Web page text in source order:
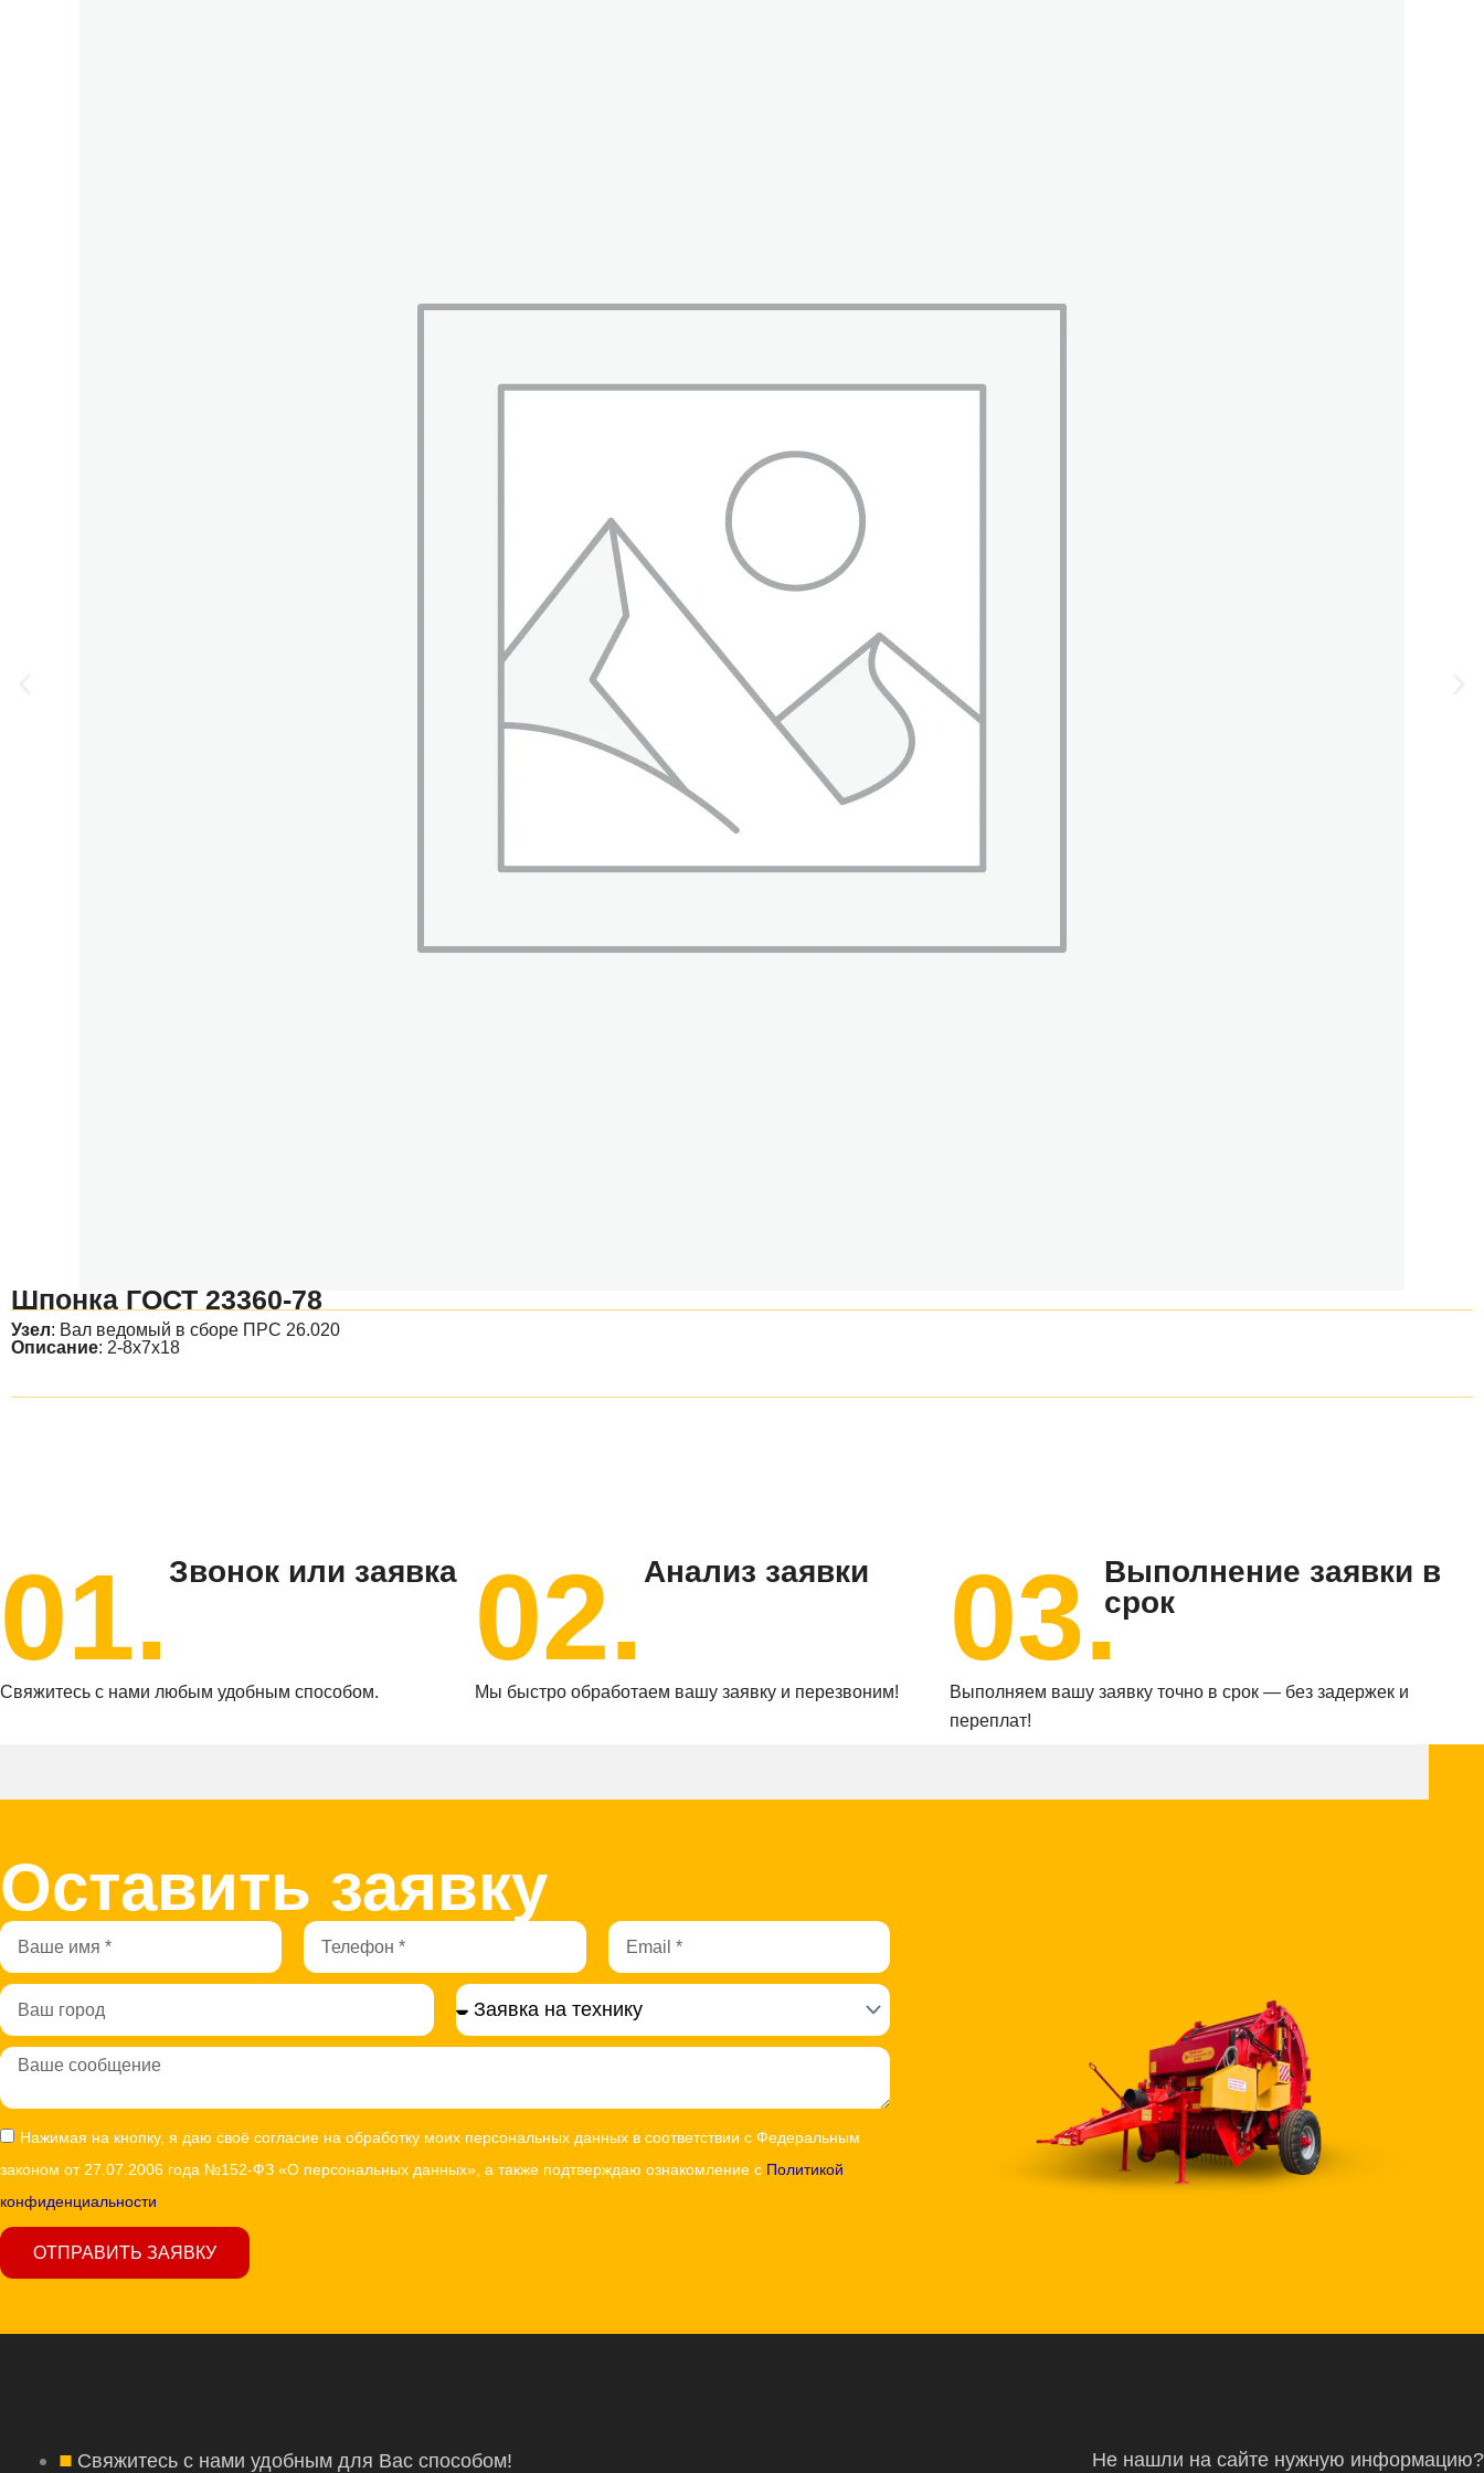
Шпонка ГОСТ 23360-78
Узел: Вал ведомый в сборе ПРС 26.020
Описание: 2-8х7х18
01. Звонок или заявка
Свяжитесь с нами любым удобным способом.
02.Анализ заявки
Мы быстро обработаем вашу заявку и перезвоним!
03.Выполнение заявки в
срок
Выполняем вашу заявку точно в срок — без задержек и
переплат!
Оставить заявку
Имя Телефон Email
Город
Сообщение
Согласие
Нажимая на кнопку, я даю своё согласие на обработку моих персональных данных в соответствии с Федеральным
законом от 27.07.2006 года №152-ФЗ «О персональных данных», а также подтверждаю ознакомление с Политикой
конфиденциальности
ОТПРАВИТЬ ЗАЯВКУ
Свяжитесь с нами удобным для Вас способом! Не нашли на сайте нужную информацию?